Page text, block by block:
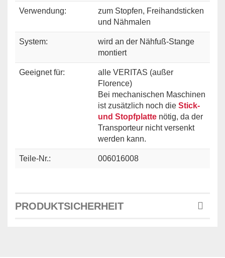
Verwendung:
zum Stopfen, Freihandsticken
und Nähmalen
System:
wird an der Nähfuß-Stange
montiert
Geeignet für:
alle VERITAS (außer
Florence)
Bei mechanischen Maschinen
ist zusätzlich noch die Stick-
und Stopfplatte nötig, da der
Transporteur nicht versenkt
werden kann.
Teile-Nr.: 006016008
PRODUKTSICHERHEIT